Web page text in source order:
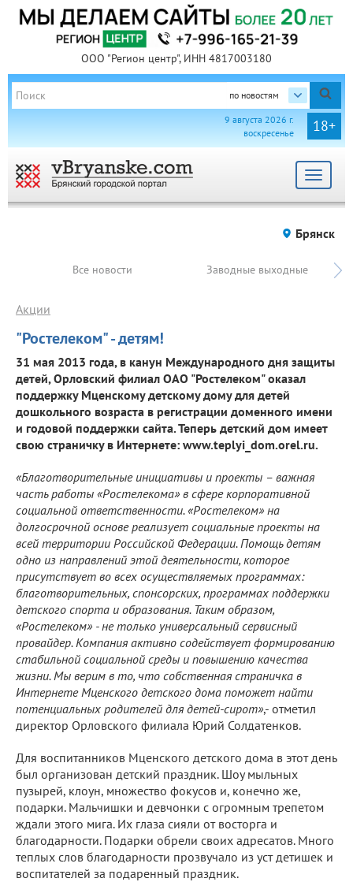
ООО "Регион центр", ИНН 4817003180
по новостям
18+
9 августа 2026 г.
воскресенье
Toggle
Брянск
Все новости Заводные выходные
"Ростелеком" - детям!
Акции
31 мая 2013 года, в канун Международного дня защиты
детей, Орловский филиал ОАО "Ростелеком" оказал
поддержку Мценскому детскому дому для детей
дошкольного возраста в регистрации доменного имени
и годовой поддержки сайта. Теперь детский дом имеет
свою страничку в Интернете: www.teplyi_dom.orel.ru.
«Благотворительные инициативы и проекты – важная
часть работы «Ростелекома» в сфере корпоративной
социальной ответственности. «Ростелеком» на
долгосрочной основе реализует социальные проекты на
всей территории Российской Федерации. Помощь детям
одно из направлений этой деятельности, которое
присутствует во всех осуществляемых программах:
благотворительных, спонсорских, программах поддержки
детского спорта и образования. Таким образом,
«Ростелеком» - не только универсальный сервисный
провайдер. Компания активно содействует формированию
стабильной социальной среды и повышению качества
жизни. Мы верим в то, что собственная страничка в
Интернете Мценского детского дома поможет найти
потенциальных родителей для детей-сирот»,- отметил
директор Орловского филиала Юрий Солдатенков.
Для воспитанников Мценского детского дома в этот день
был организован детский праздник. Шоу мыльных
пузырей, клоун, множество фокусов и, конечно же,
подарки. Мальчишки и девчонки с огромным трепетом
ждали этого мига. Их глаза сияли от восторга и
благодарности. Подарки обрели своих адресатов. Много
теплых слов благодарности прозвучало из уст детишек и
воспитателей за подаренный праздник.